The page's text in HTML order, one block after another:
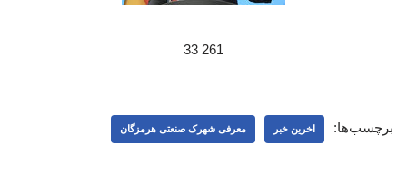
261 33
برچسب‌ها: اخرین خبر معرفی شهرک صنعتی هرمزگان